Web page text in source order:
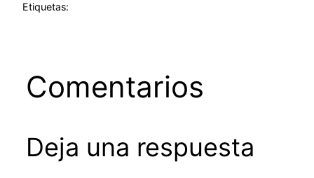
Etiquetas:
Comentarios
Deja una respuesta